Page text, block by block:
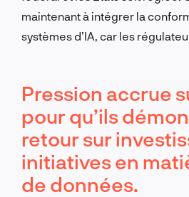
maintenant à intégrer la
systèmes d’IA, car les
Pression accrue
pour qu’ils
retour sur
initiatives en
de données.